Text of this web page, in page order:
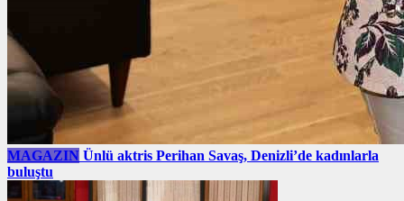
MAGAZIN Ünlü aktris Perihan Savaş, Denizli’de kadınlarla
buluştu